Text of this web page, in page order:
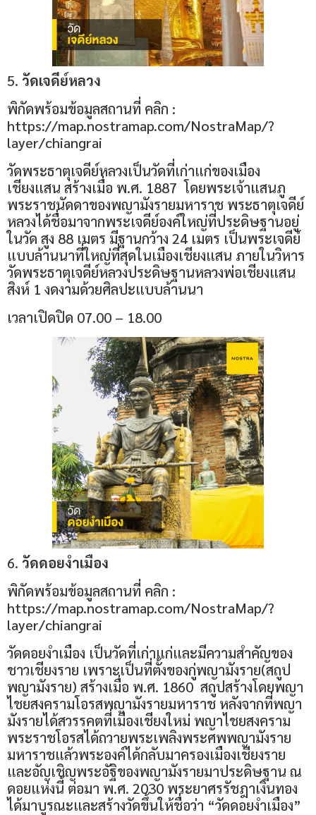
5. วัดเจดีย์หลวง
พิกัดพร้อมข้อมูลสถานที่ คลิก :
https://map.nostramap.com/NostraMap/?
layer/chiangrai
วัดพระธาตุเจดีย์หลวงเป็นวัดที่เก่าแก่ของเมือง
เชียงแสน สร้างเมื่อ พ.ศ. 1887 โดยพระเจ้าแสนภู
พระราชนัดดาของพญามังรายมหาราช พระธาตุเจดีย์
หลวงได้ชื่อมาจากพระเจดีย์องค์ใหญ่ที่ประดิษฐานอยู่
ในวัด สูง 88 เมตร มีฐานกว้าง 24 เมตร เป็นพระเจดีย์
แบบล้านนาที่ใหญ่ที่สุดในเมืองเชียงแสน ภายในวิหาร
วัดพระธาตุเจดีย์หลวงประดิษฐานหลวงพ่อเชียงแสน
สิงห์ 1 งดงามด้วยศิลปะแบบล้านนา
เวลาเปิดปิด 07.00 – 18.00
6. วัดดอยงำเมือง
พิกัดพร้อมข้อมูลสถานที่ คลิก :
https://map.nostramap.com/NostraMap/?
layer/chiangrai
วัดดอยงำเมือง เป็นวัดที่เก่าแก่และมีความสำคัญของ
ชาวเชียงราย เพราะเป็นที่ตั้งของกู่พญามังราย(สถูป
พญามังราย) สร้างเมื่อ พ.ศ. 1860 สถูปสร้างโดยพญา
ไชยสงครามโอรสพญามังรายมหาราช หลังจากที่พญา
มังรายได้สวรรคตที่เมืองเชียงใหม่ พญาไชยสงคราม
พระราชโอรสได้ถวายพระเพลิงพระศพพญามังราย
มหาราชแล้วพระองค์ได้กลับมาครองเมืองเชียงราย
และอัญเชิญพระอัฐิของพญามังรายมาประดิษฐาน ณ
ดอยแห่งนี้ ต่อมา พ.ศ. 2030 พระยาศรรัชฎาเงินทอง
ได้มาบูรณะและสร้างวัดขึ้นให้ชื่อว่า “วัดดอยงำเมือง”